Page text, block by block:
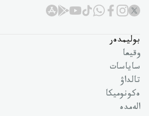
بوليمدەر
وقيعا
ساياسات
تالداۋ
ەكونوميكا
الەمدە